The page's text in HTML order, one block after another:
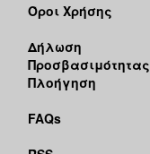
Όροι Χρήσης
Δήλωση
Προσβασιμότητας
Πλοήγηση
FAQs